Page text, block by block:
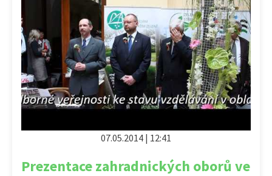
07.05.2014 | 12:41
Prezentace zahradnických oborů ve